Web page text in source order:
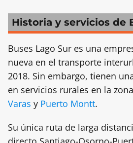
Historia y servicios de
Buses Lago Sur es una
nueva en el transporte
2018. Sin embargo, tienen
en servicios rurales en la
Varas y Puerto Montt.
Su única ruta de larga